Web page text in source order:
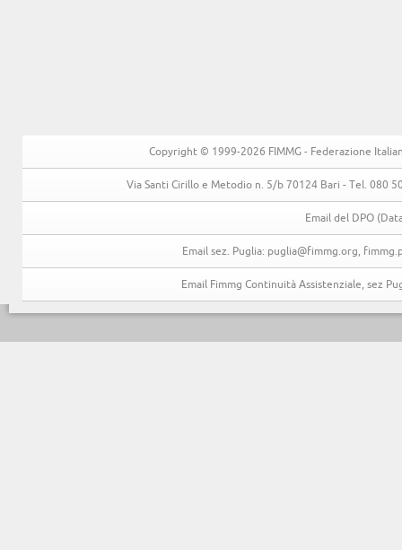
Copyright © 1999-2026 FIMMG - Federazione
Via Santi Cirillo e Metodio n. 5/b 70124 Bari - Tel. 080
Email del DPO
Email sez. Puglia: puglia@fimmg.org,
Email Fimmg Continuità Assistenziale, sez